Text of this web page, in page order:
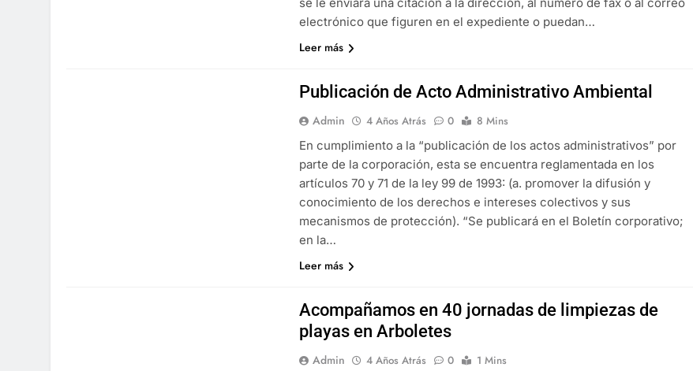
se le enviará una citación a la dirección, al número de fax o al correo
electrónico que figuren en el expediente o puedan…
Leer más
Publicación de Acto Administrativo Ambiental
Admin 4 Años Atrás 0
8 Mins
En cumplimiento a la “publicación de los actos administrativos” por
parte de la corporación, esta se encuentra reglamentada en los
artículos 70 y 71 de la ley 99 de 1993: (a. promover la difusión y
conocimiento de los derechos e intereses colectivos y sus
mecanismos de protección). “Se publicará en el Boletín corporativo;
en la…
Leer más
Acompañamos en 40 jornadas de limpiezas de
playas en Arboletes
Admin 4 Años Atrás 0
1 Mins